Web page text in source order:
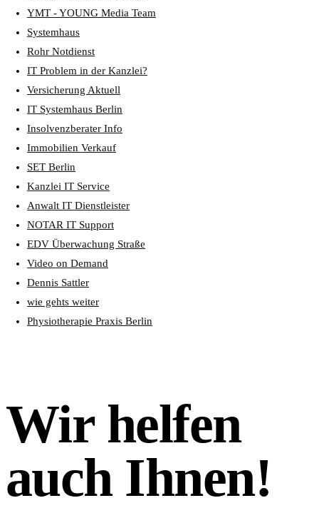
YMT - YOUNG Media Team
Systemhaus
Rohr Notdienst
IT Problem in der Kanzlei?
Versicherung Aktuell
IT Systemhaus Berlin
Insolvenzberater Info
Immobilien Verkauf
SET Berlin
Kanzlei IT Service
Anwalt IT Dienstleister
NOTAR IT Support
EDV Überwachung Straße
Video on Demand
Dennis Sattler
wie gehts weiter
Physiotherapie Praxis Berlin
Wir helfen
auch Ihnen!